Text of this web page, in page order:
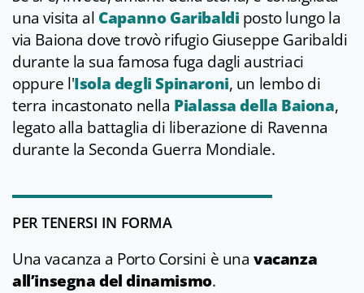
una visita al Capanno Garibaldi posto lungo la
via Baiona dove trovò rifugio Giuseppe Garibaldi
durante la sua famosa fuga dagli austriaci
oppure l'Isola degli Spinaroni, un lembo di
terra incastonato nella Pialassa della Baiona,
legato alla battaglia di liberazione di Ravenna
durante la Seconda Guerra Mondiale.
PER TENERSI IN FORMA
Una vacanza a Porto Corsini è unavacanza
all’insegna del dinamismo.